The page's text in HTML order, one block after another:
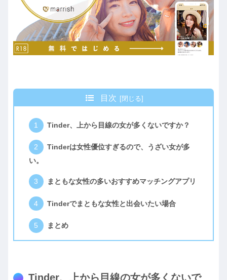
目次
Tinder、上から目線の女が多くないですか？
Tinderは女性優位すぎるので、うざい女が多
い。
まともな女性の多いおすすめマッチングアプリ
Tinderでまともな女性と出会いたい場合
まとめ
Tinder、上から目線の女が多くないで